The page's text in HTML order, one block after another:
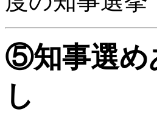
⑤知事選め
し